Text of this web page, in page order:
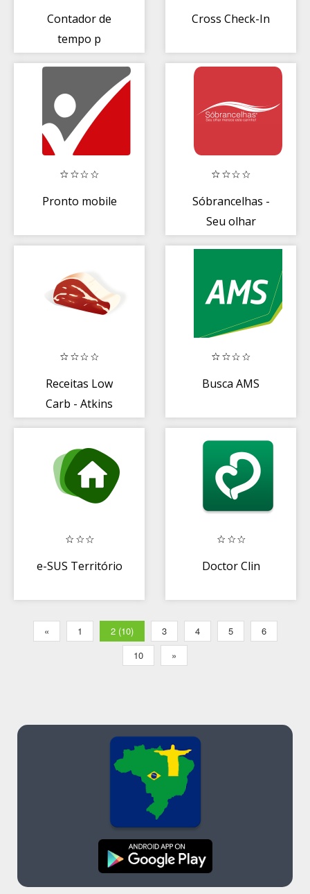
Contador de
tempo p
Cross Check-In
Pronto mobile
Sóbrancelhas -
Seu olhar
Receitas Low
Carb - Atkins
Busca AMS
e-SUS Território Doctor Clin
« 1 2 (10) 3 4 5
6
10
»